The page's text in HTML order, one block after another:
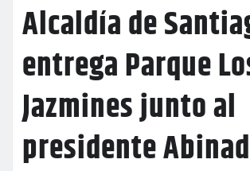
Alcaldía de
entrega Parque
Jazmines junto al
presidente